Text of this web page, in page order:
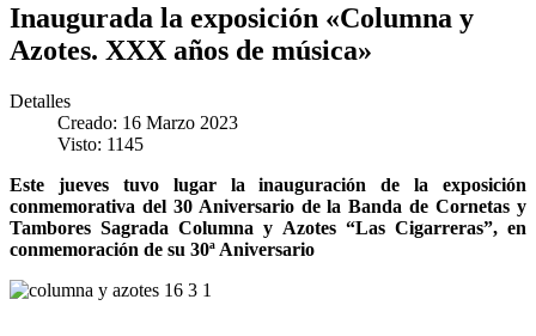
Inaugurada la exposición «Columna y
Azotes. XXX años de música»
Detalles
Creado: 16 Marzo 2023
Visto: 1145
Este jueves tuvo lugar la inauguración de la exposición
conmemorativa del 30 Aniversario de la Banda de Cornetas y
Tambores Sagrada Columna y Azotes “Las Cigarreras”, en
conmemoración de su 30ª Aniversario